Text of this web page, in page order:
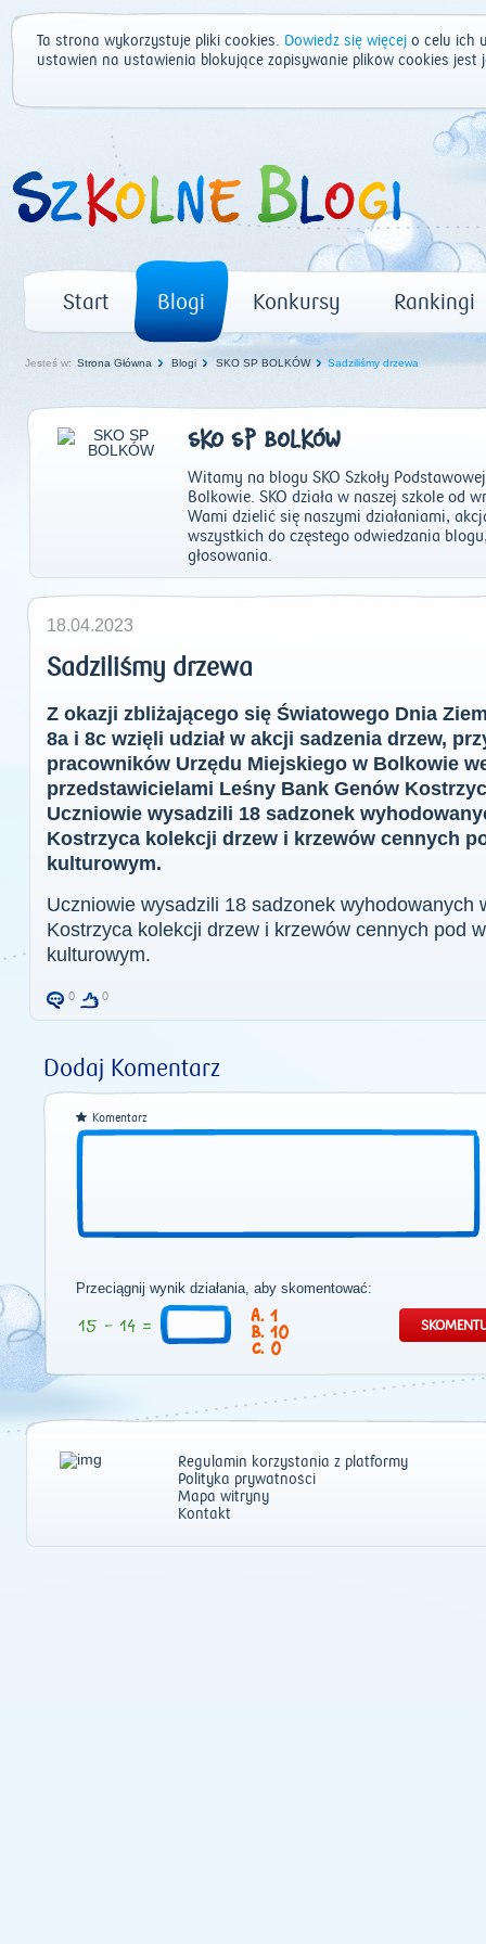
Ta strona wykorzystuje pliki cookies. Dowiedz się więcej o celu ich
ustawień na ustawienia blokujące zapisywanie plików cookies
Start Blogi Konkursy Rankingi
Jesteś w: Strona Główna Blogi SKO SP BOLKÓW Sadziliśmy drzewa
SKO SP BOLKÓW
Witamy na blogu SKO Szkoły
Bolkowie. SKO działa w naszej szkole od
Wami dzielić się naszymi działaniami,
wszystkich do częstego odwiedzania
głosowania.
18.04.2023
Sadziliśmy drzewa
Z okazji zbliżającego się Światowego Dnia
8a i 8c wzięli udział w akcji sadzenia drzew,
pracowników Urzędu Miejskiego w Bolkowie
przedstawicielami Leśny Bank Genów
Uczniowie wysadzili 18 sadzonek
Kostrzyca kolekcji drzew i krzewów cennych
kulturowym.
Uczniowie wysadzili 18 sadzonek wyhodowanych
Kostrzyca kolekcji drzew i krzewów cennych pod
kulturowym.
0 0
Dodaj Komentarz
Komentarz
Przeciągnij wynik działania, aby skomentować:
1
10
0
Regulamin korzystania z platformy
Polityka prywatności
Mapa witryny
Kontakt